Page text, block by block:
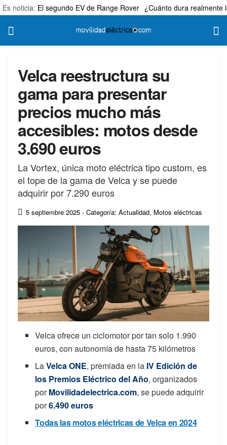
Es noticia: El segundo EV de Range Rover ¿Cuánto dura realmente
Velca reestructura su
gama para presentar
precios mucho más
accesibles: motos desde
3.690 euros
La Vortex, única moto eléctrica tipo custom, es
el tope de la gama de Velca y se puede
adquirir por 7.290 euros
5 septiembre 2025 - Categoría: Actualidad, Motos eléctricas
Velca ofrece un ciclomotor por tan solo 1.990
euros, con autonomía de hasta 75 kilómetros
LaVelca ONE, premiada en la IV Edición de
los Premios Eléctrico del Año, organizados
porMovilidadelectrica.com, se puede adquirir
por6.490 euros
Todas las motos eléctricas de Velca en 2024